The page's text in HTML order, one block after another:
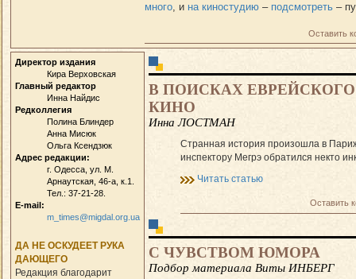
много, и на киностудию – подсмотреть –
Оставить
Директор издания
Кира Верховская
Главный редактор
Инна Найдис
Редколлегия
Полина Блиндер
Анна Мисюк
Ольга Ксендзюк
Адрес редакции:
г. Одесса, ул. М.
Арнаутская, 46-а, к.1.
Тел.: 37-21-28.
E-mail:
m_times@migdal.org.ua
ДА НЕ ОСКУДЕЕТ РУКА
ДАЮЩЕГО
Редакция благодарит
В ПОИСКАХ ЕВРЕЙСКОГО
КИНО
Инна ЛОСТМАН
Странная история произошла в
инспектору Мегрэ обратился некто
Читать статью
Оставить
С ЧУВСТВОМ ЮМОРА
Подбор материала Виты ИНБЕРГ